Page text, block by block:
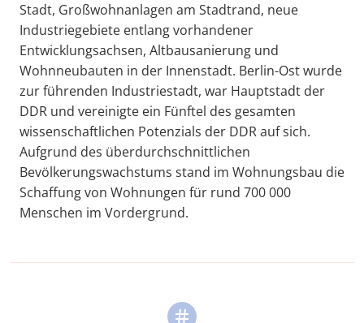
Stadt, Großwohnanlagen am Stadtrand, neue
Industriegebiete entlang vorhandener
Entwicklungsachsen, Altbausanierung und
Wohnneubauten in der Innenstadt. Berlin-Ost wurde
zur führenden Industriestadt, war Hauptstadt der
DDR und vereinigte ein Fünftel des gesamten
wissenschaftlichen Potenzials der DDR auf sich.
Aufgrund des überdurchschnittlichen
Bevölkerungswachstums stand im Wohnungsbau die
Schaffung von Wohnungen für rund 700 000
Menschen im Vordergrund.